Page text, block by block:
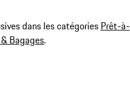
dans les catégories Prêt-à-
Bagages.